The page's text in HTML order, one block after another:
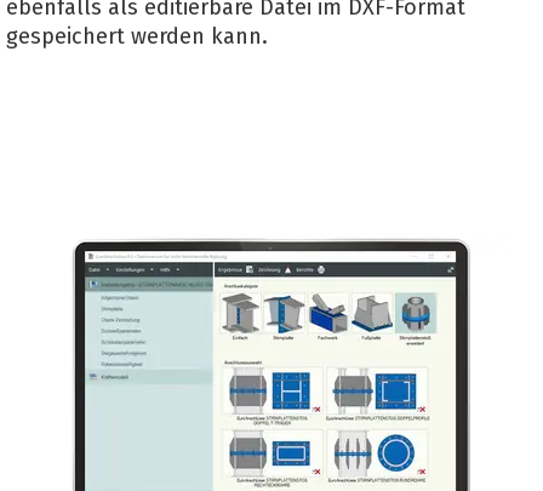
ebenfalls als editierbare Datei im DXF-Format
gespeichert werden kann.